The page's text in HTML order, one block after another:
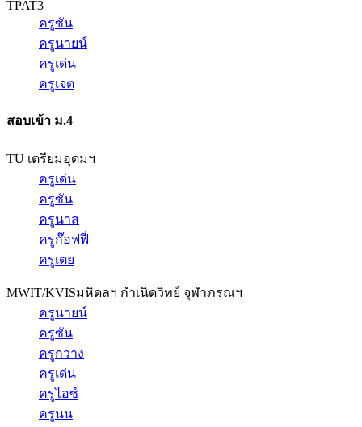
TPAT3
ครูซัน
ครูนายน์
ครูเด่น
ครูเจต
สอบเข้า ม.4
TU เตรียมอุดมฯ
ครูเด่น
ครูซัน
ครูนาส
ครูก๊อฟฟี่
ครูเตย
MWIT/KVISมหิดลฯ กำเนิดวิทย์ จุฬาภรณฯ
ครูนายน์
ครูซัน
ครูกวาง
ครูเด่น
ครูไอซ์
ครูนน